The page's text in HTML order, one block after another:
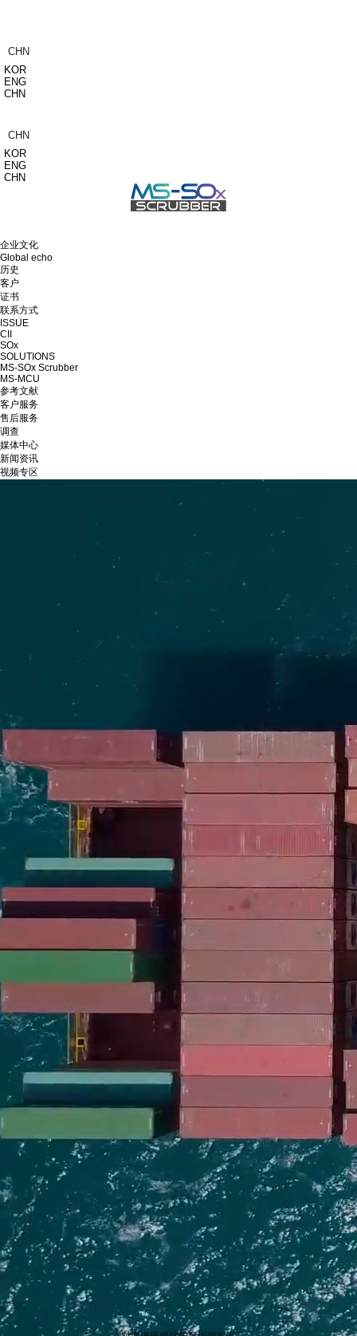
CHN
KOR
ENG
CHN
CHN
KOR
ENG
CHN
企业文化
Global echo
历史
客户
证书
联系方式
ISSUE
CII
SOx
SOLUTIONS
MS-SOx Scrubber
MS-MCU
参考文献
客户服务
售后服务
调查
媒体中心
新闻资讯
视频专区